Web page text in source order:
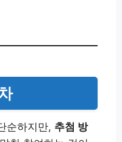
순하지만, 추첨 방